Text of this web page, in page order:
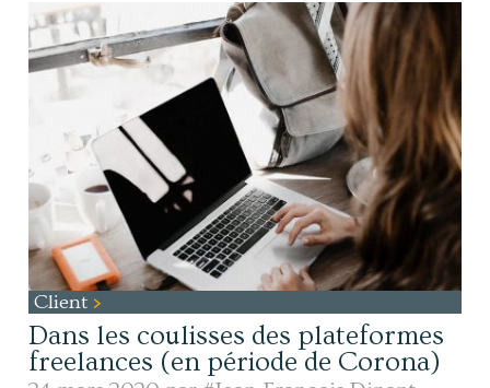
Client
Dans les coulisses des plateformes
freelances (en période de Corona)